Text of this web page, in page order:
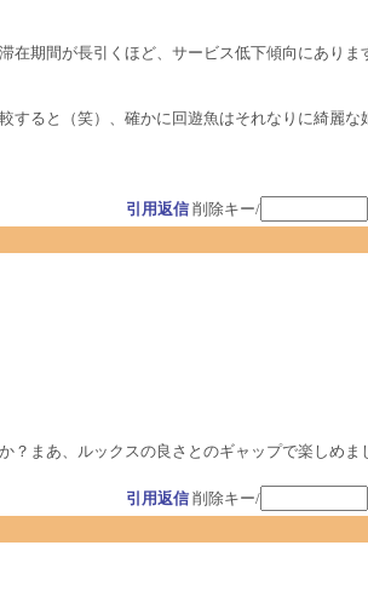
期間が長引くほど、サービス低下傾向にありま
すると（笑）、確かに回遊魚はそれなりに綺麗な
引用返信 削除キー/
？まあ、ルックスの良さとのギャップで楽しめま
引用返信 削除キー/